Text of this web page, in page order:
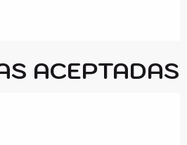
ACEPTADAS